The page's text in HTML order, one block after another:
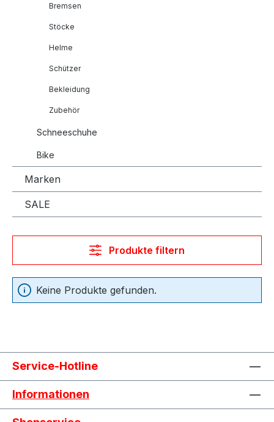
Bremsen
Stöcke
Helme
Schützer
Bekleidung
Zubehör
Schneeschuhe
Bike
Marken
SALE
Produkte filtern
Keine Produkte gefunden.
Service-Hotline
Informationen